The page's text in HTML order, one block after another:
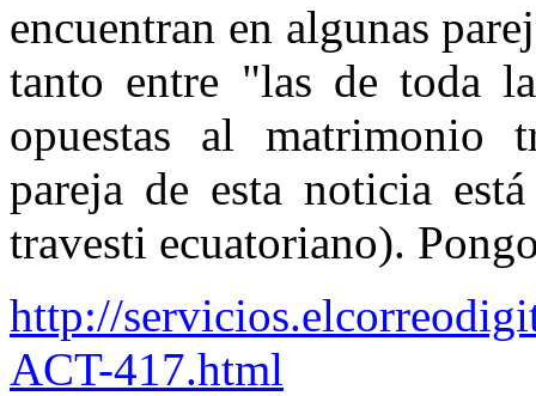
encuentran en algunas
tanto entre "las de toda
opuestas al matrimonio
pareja de esta noticia
travesti ecuatoriano).
http://
ACT-417.html